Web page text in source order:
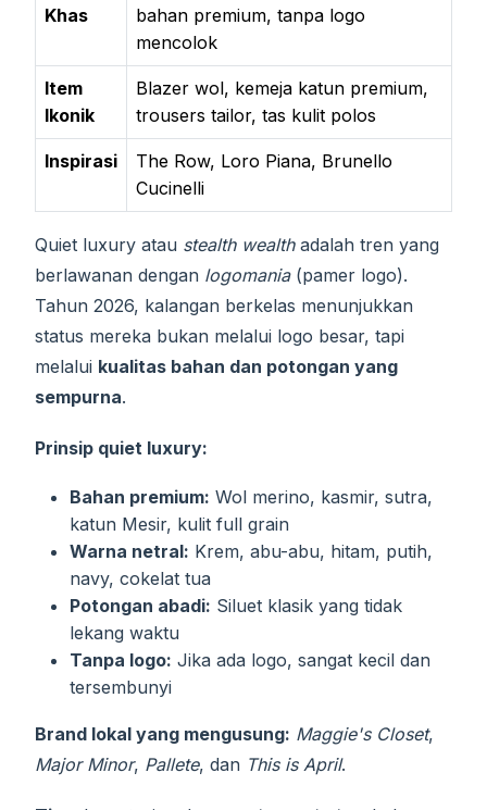
Khas
bahan premium, tanpa logo
mencolok
Item
Ikonik
Blazer wol, kemeja katun premium,
trousers tailor, tas kulit polos
Inspirasi
The Row, Loro Piana, Brunello
Cucinelli
Quiet luxury atau stealth wealthadalah tren yang
berlawanan dengan logomania(pamer logo).
Tahun 2026, kalangan berkelas menunjukkan
status mereka bukan melalui logo besar, tapi
melalui kualitas bahan dan potongan yang
sempurna.
Prinsip quiet luxury:
Bahan premium: Wol merino, kasmir, sutra,
katun Mesir, kulit full grain
Warna netral: Krem, abu-abu, hitam, putih,
navy, cokelat tua
Potongan abadi: Siluet klasik yang tidak
lekang waktu
Tanpa logo: Jika ada logo, sangat kecil dan
tersembunyi
Brand lokal yang mengusung: Maggie's Closet,
Major Minor, Pallete, dan This is April.